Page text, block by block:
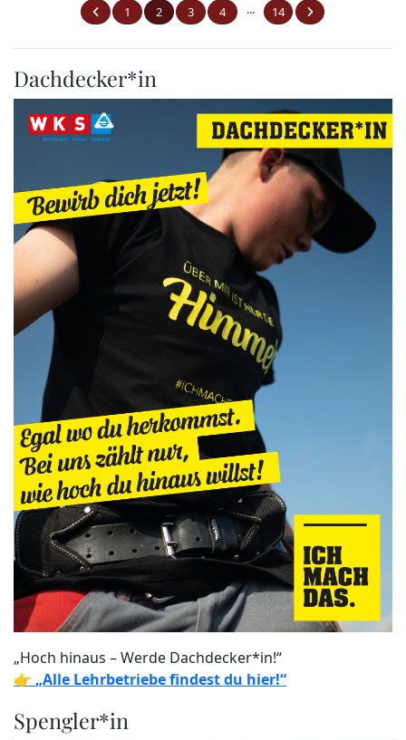
1 2 3 4 ... 14
Dachdecker*in
„Hoch hinaus – Werde Dachdecker*in!“
👉 „Alle Lehrbetriebe findest du hier!“
Spengler*in